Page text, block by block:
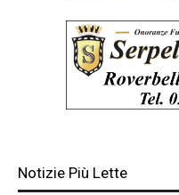
Notizie Più Lette